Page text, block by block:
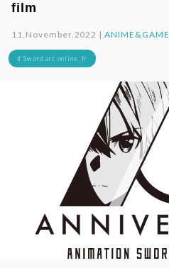
film
11.November.2022 |ANIME&GAME
# Sword art online_fr